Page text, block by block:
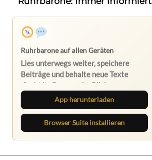
App herunterladen
Browser Suite installieren